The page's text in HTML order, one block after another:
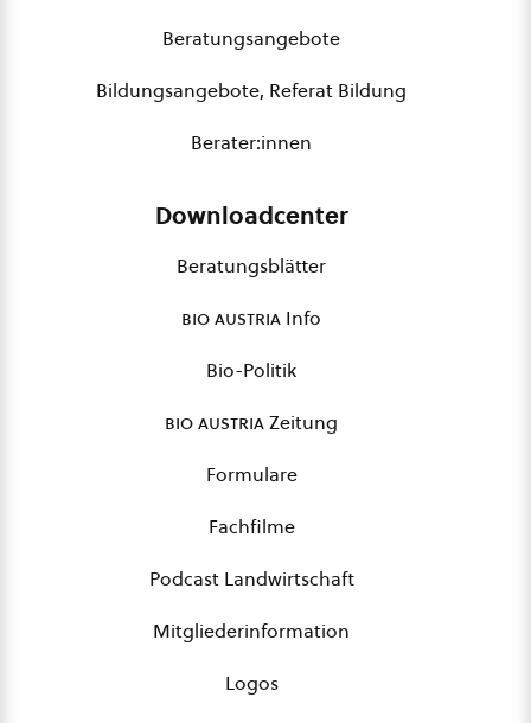
Beratungsangebote
Bildungsangebote, Referat Bildung
Berater:innen
Downloadcenter
Beratungsblätter
bio austria Info
Bio-Politik
bio austriaZeitung
Formulare
Fachfilme
Podcast Landwirtschaft
Mitgliederinformation
Logos